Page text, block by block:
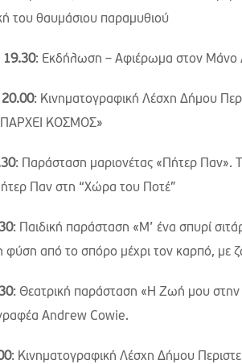
του θαυμάσιου παραμυθιού
19.30: Εκδήλωση – Αφιέρωμα στον Μάνο
20.00: Κινηματογραφική Λέσχη Δήμου
ΚΟΣΜΟΣ»
: Παράσταση μαριονέτας «Πήτερ Παν».
Παν στη “Χώρα του Ποτέ”
: Παιδική παράσταση «Μ’ ένα σπυρί
φύση από το σπόρο μέχρι τον καρπό,
: Θεατρική παράσταση «Η Ζωή μου στην
Andrew Cowie.
: Κινηματογραφική Λέσχη Δήμου